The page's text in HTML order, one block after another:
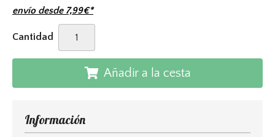
envío desde 7,99€*
Cantidad
Añadir a la cesta
Información